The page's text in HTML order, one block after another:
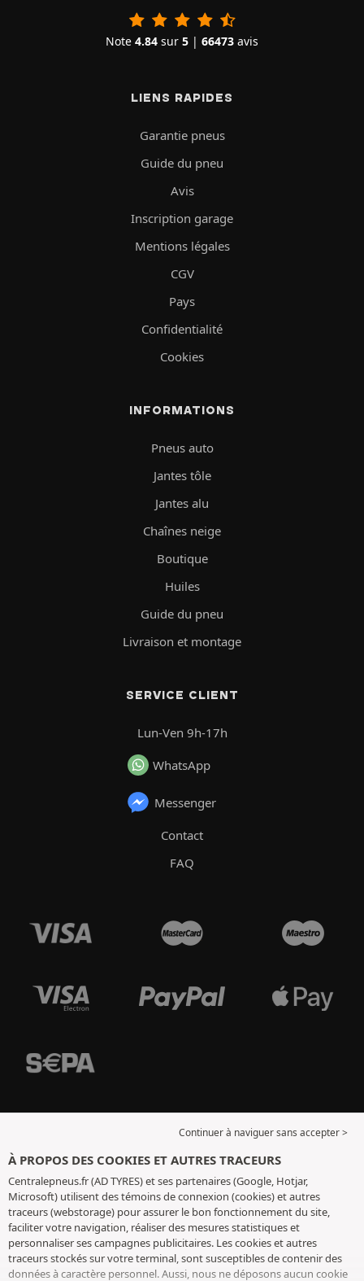
Note 4.84 sur 5 | 66473 avis
LIENS RAPIDES
Garantie pneus
Guide du pneu
Avis
Inscription garage
Mentions légales
CGV
Pays
Confidentialité
Cookies
INFORMATIONS
Pneus auto
Jantes tôle
Jantes alu
Chaînes neige
Boutique
Huiles
Guide du pneu
Livraison et montage
SERVICE CLIENT
Lun-Ven 9h-17h
WhatsApp
Messenger
Contact
FAQ
Continuer à naviguer sans accepter >
À PROPOS DES COOKIES ET AUTRES TRACEURS
Centralepneus.fr (AD TYRES) et ses partenaires (Google, Hotjar,
Microsoft) utilisent des témoins de connexion (cookies) et autres
traceurs (webstorage) pour assurer le bon fonctionnement du site,
faciliter votre navigation, réaliser des mesures statistiques et
personnaliser ses campagnes publicitaires. Les cookies et autres
traceurs stockés sur votre terminal, sont susceptibles de contenir des
données à caractère personnel. Aussi, nous ne déposons aucun cookie